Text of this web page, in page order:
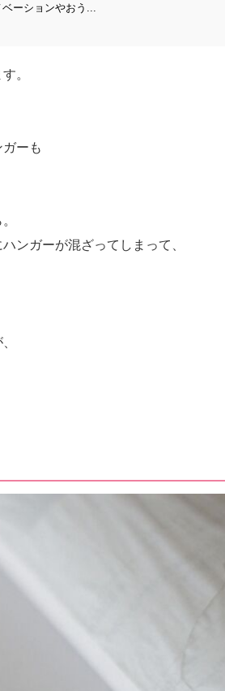
ーションやおう...
。
ーも
ンガーが混ざってしまって、